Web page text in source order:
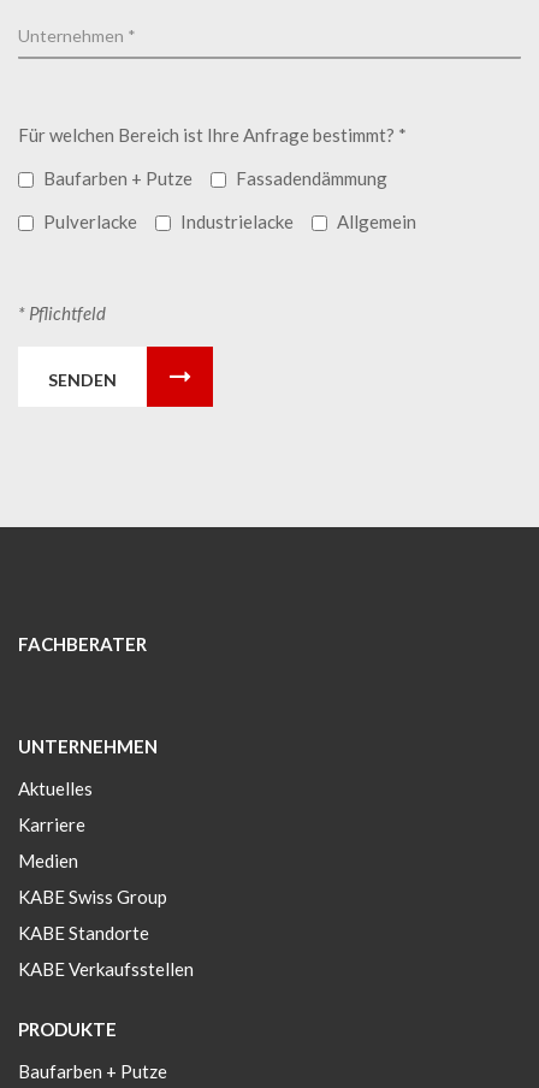
Für welchen Bereich ist Ihre Anfrage bestimmt? *
Baufarben + Putze
Fassadendämmung
Pulverlacke
Industrielacke Allgemein
* Pflichtfeld
SENDEN
FACHBERATER
UNTERNEHMEN
Aktuelles
Karriere
Medien
KABE Swiss Group
KABE Standorte
KABE Verkaufsstellen
PRODUKTE
Baufarben + Putze